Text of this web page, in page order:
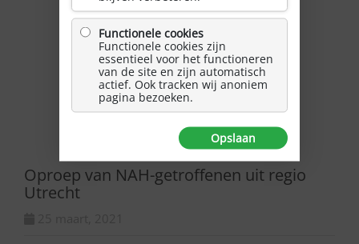
Oproep van NAH-getroffenen uit regio
Utrecht
Functionele cookies
Functionele cookies zijn
essentieel voor het functioneren
van de site en zijn automatisch
actief. Ook tracken wij anoniem
pagina bezoeken.
Opslaan